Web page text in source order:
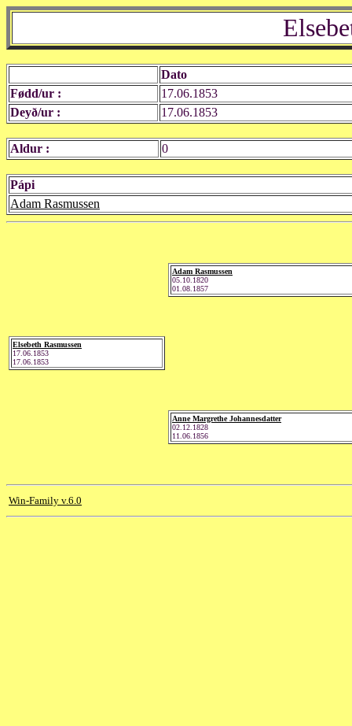
Dato
Fødd/ur :
17.06.1853
Deyð/ur :
17.06.1853
Aldur : 0
Pápi
Adam Rasmussen
Elsebeth Rasmussen
17.06.1853
17.06.1853
Adam Rasmussen
05.10.1820
01.08.1857
Anne Margrethe Johannesdatter
02.12.1828
11.06.1856
Win-Family v.6.0